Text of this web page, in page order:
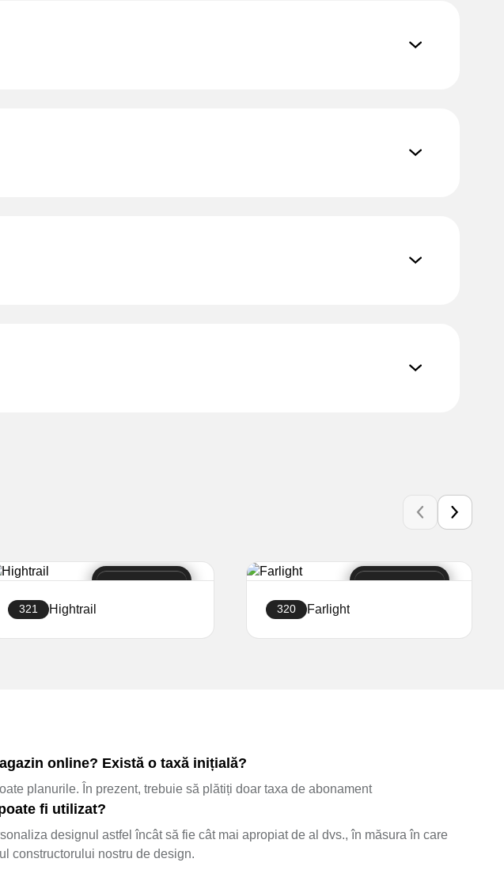
321 Hightrail 320 Farlight
online? Există o taxă inițială?
planurile. În prezent, trebuie să plătiți doar taxa de abonament
fi utilizat?
designul astfel încât să fie cât mai apropiat de al dvs., în măsura în care
constructorului nostru de design.